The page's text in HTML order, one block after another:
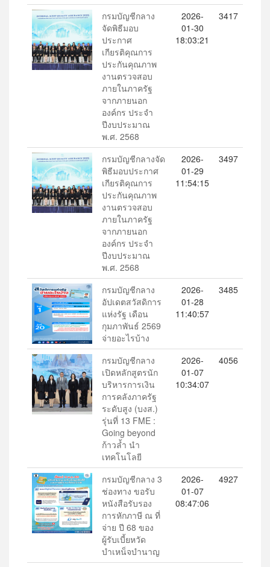
กรมบัญชีกลาง
จัดพิธีมอบ
ประกาศ
เกียรติคุณการ
ประกันคุณภาพ
งานตรวจสอบ
ภายในภาครัฐ
จากภายนอก
องค์กร ประจำ
ปีงบประมาณ
พ.ศ. 2568
2026-
01-30
18:03:21
3417
กรมบัญชีกลางจัด
พิธีมอบประกาศ
เกียรติคุณการ
ประกันคุณภาพ
งานตรวจสอบ
ภายในภาครัฐ
จากภายนอก
องค์กร ประจำ
ปีงบประมาณ
พ.ศ. 2568
2026-
01-29
11:54:15
3497
กรมบัญชีกลาง
อัปเดตสวัสดิการ
แห่งรัฐ เดือน
กุมภาพันธ์ 2569
จ่ายอะไรบ้าง
2026-
01-28
11:40:57
3485
กรมบัญชีกลาง
เปิดหลักสูตรนัก
บริหารการเงิน
การคลังภาครัฐ
ระดับสูง (บงส.)
รุ่นที่ 13 FME :
Going beyond
ก้าวล้ำ นำ
เทคโนโลยี
2026-
01-07
10:34:07
4056
กรมบัญชีกลาง 3
ช่องทาง ขอรับ
หนังสือรับรอง
การหักภาษี ณ ที่
จ่าย ปี 68 ของ
ผู้รับเบี้ยหวัด
บำเหน็จบำนาญ
2026-
01-07
08:47:06
4927